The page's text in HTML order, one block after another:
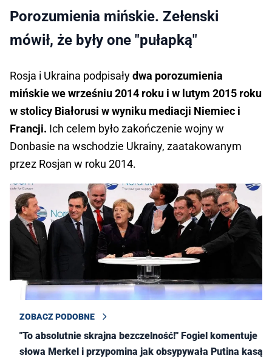
Porozumienia mińskie. Zełenski
mówił, że były one "pułapką"
Rosja i Ukraina podpisałydwa porozumienia
mińskie we wrześniu 2014 roku i w lutym 2015 roku
w stolicy Białorusi w wyniku mediacji Niemiec i
Francji. Ich celem było zakończenie wojny w
Donbasie na wschodzie Ukrainy, zaatakowanym
przez Rosjan w roku 2014.
ZOBACZ PODOBNE
"To absolutnie skrajna bezczelność!" Fogiel komentuje
słowa Merkel i przypomina jak obsypywała Putina kasą